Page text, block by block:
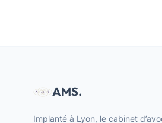
AMS.
Implanté à Lyon, le cabinet